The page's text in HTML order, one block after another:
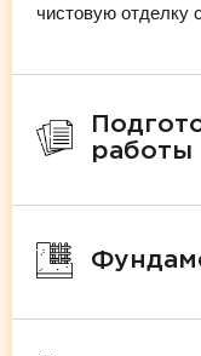
чистовую отделку
работы